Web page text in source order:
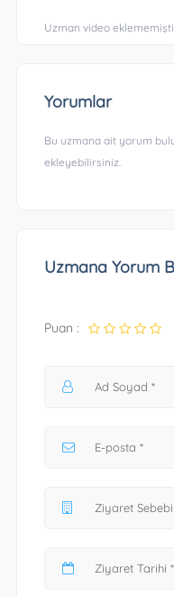
Uzman video
Yorumlar
Bu uzmana ait yorum
ekleyebilirsiniz.
Uzmana Yorum
Puan :